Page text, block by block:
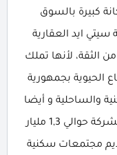
كبيرة بالسوق
ايد العقارية
الثقة، لأنها تملك
بجمهورية
والساحلية و أيضا
الاستثمارية، كما يتخطى راس المال الشركة حوالي 1,3 مليار
مجتمعات سكنية